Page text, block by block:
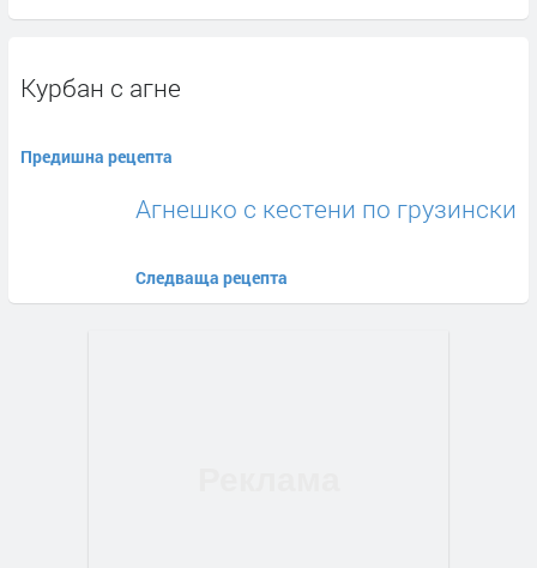
Курбан с агне
Предишна рецепта
Агнешко с кестени по грузински
Следваща рецепта